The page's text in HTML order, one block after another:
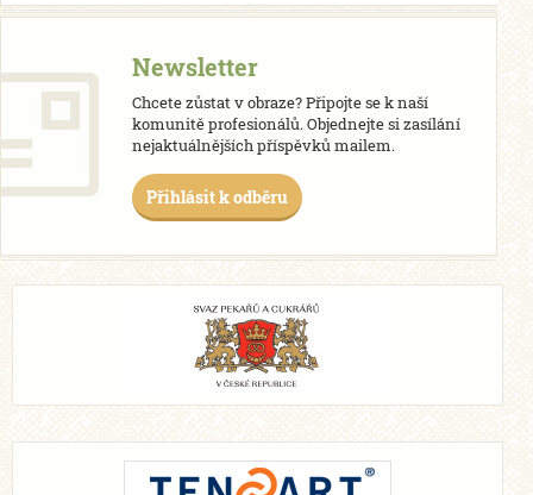
Newsletter
Chcete zůstat v obraze? Připojte se k naší
komunitě profesionálů. Objednejte si zasílání
nejaktuálnějších příspěvků mailem.
Přihlásit k odběru